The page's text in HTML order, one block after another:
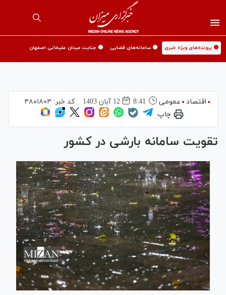
🟡 پرونده‌های ویژه خبری 🟡 سامانه‌های قضایی 🟡 جنایت میدان علیخانی اصفهان
اقتصاد عمومی 8:41 12 آبان 1403 کد خبر: ۴۸۰۱۸۰۴
چاپ
تقویت سامانه بارشی در کشور